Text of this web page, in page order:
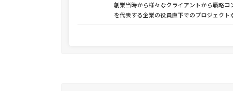
創業当時から様々なクライアントから戦略
を代表する企業の役員直下でのプロジェクト